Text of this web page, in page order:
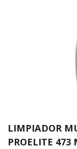
LIMPIADOR
PROELITE 473